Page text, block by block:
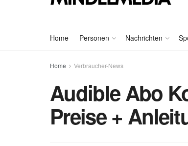
Home Personen Nachrichten
Home Verbraucher-News
Audible Abo
Preise +